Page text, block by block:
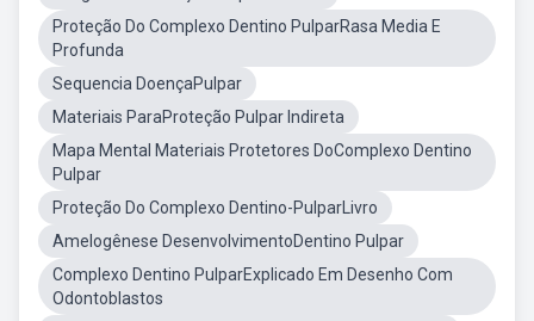
Proteção Do Complexo Dentino PulparRasa Media E
Profunda
Sequencia DoençaPulpar
Materiais ParaProteção Pulpar Indireta
Mapa Mental Materiais Protetores DoComplexo Dentino
Pulpar
Proteção Do Complexo Dentino-PulparLivro
Amelogênese DesenvolvimentoDentino Pulpar
Complexo Dentino PulparExplicado Em Desenho Com
Odontoblastos